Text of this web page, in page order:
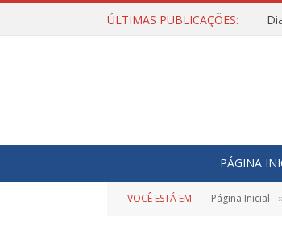
ÚLTIMAS PUBLICAÇÕES:
PÁGINA
VOCÊ ESTÁ EM: Página Inicial